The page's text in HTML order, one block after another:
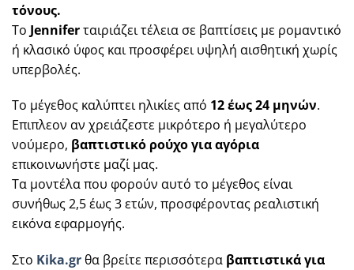
τόνους.
Το Jenniferταιριάζει τέλεια σε βαπτίσεις με ρομαντικό
ή κλασικό ύφος και προσφέρει υψηλή αισθητική χωρίς
υπερβολές.
Το μέγεθος καλύπτει ηλικίες από 12 έως 24 μηνών.
Επιπλεον αν χρειάζεστε μικρότερο ή μεγαλύτερο
νούμερο, βαπτιστικό ρούχο για αγόρια
επικοινωνήστε μαζί μας.
Τα μοντέλα που φορούν αυτό το μέγεθος είναι
συνήθως 2,5 έως 3 ετών, προσφέροντας ρεαλιστική
εικόνα εφαρμογής.
Στο Kika.grθα βρείτε περισσότερα βαπτιστικά για